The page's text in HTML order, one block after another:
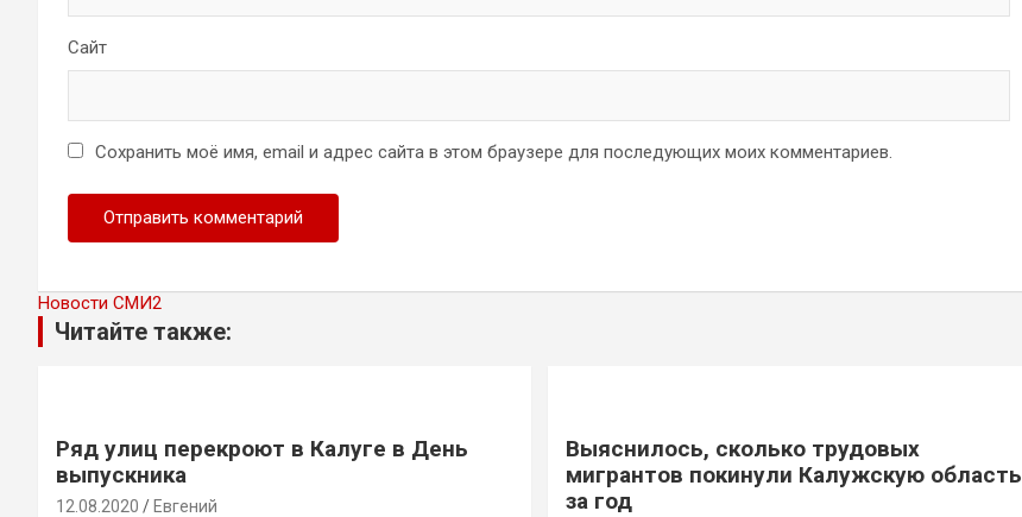
Сайт
Сохранить моё имя, email и адрес сайта в этом браузере для последующих моих комментариев.
Новости СМИ2
Читайте также:
Ряд улиц перекроют в Калуге в День
выпускника
12.08.2020 Евгений
Выяснилось, сколько трудовых
мигрантов покинули Калужскую область
за год